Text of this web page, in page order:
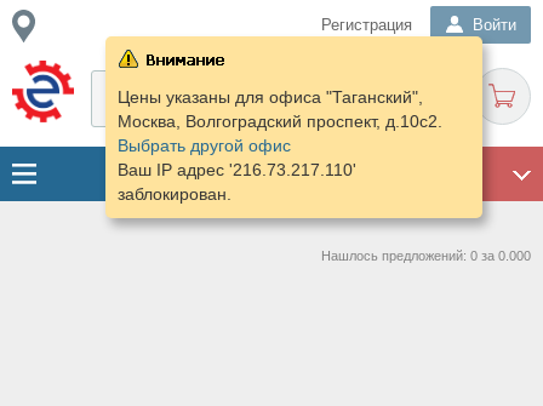
Регистрация Войти
Цены указаны для офиса "Таганский",
Москва, Волгоградский проспект, д.10с2.
Выбрать другой офис
Ваш IP адрес '216.73.217.110'
заблокирован.
Нашлось предложений: 0 за 0.000